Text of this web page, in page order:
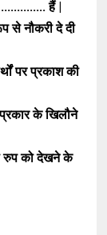
हैं |
से नौकरी दे दी
पर प्रकाश की
प्रकार के खिलौने
रुप को देखने के